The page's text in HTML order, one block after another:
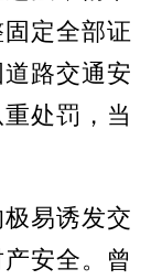
定全部证
路交通安
处罚，当
易诱发交
安全。曾